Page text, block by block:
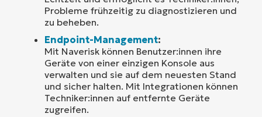
Probleme frühzeitig zu diagnostizieren und
zu beheben.
Endpoint-Management:
Mit Naverisk können Benutzer:innen ihre
Geräte von einer einzigen Konsole aus
verwalten und sie auf dem neuesten Stand
und sicher halten. Mit Integrationen können
Techniker:innen auf entfernte Geräte
zugreifen.